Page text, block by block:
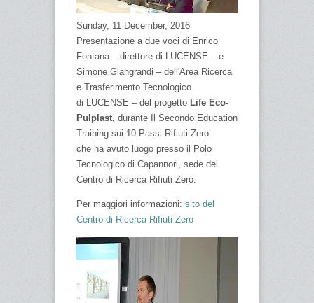
Sunday, 11 December, 2016
Presentazione a due voci di Enrico
Fontana – direttore di LUCENSE – e
Simone Giangrandi – dell'Area Ricerca
e Trasferimento Tecnologico
di LUCENSE – del progetto Life Eco-
Pulplast, durante Il Secondo Education
Training sui 10 Passi Rifiuti Zero
che ha avuto luogo presso il Polo
Tecnologico di Capannori, sede del
Centro di Ricerca Rifiuti Zero.
Per maggiori informazioni: sito del
Centro di Ricerca Rifiuti Zero